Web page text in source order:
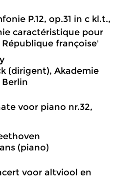
P.12, op.31 in c kl.t.,
caractéristique pour
République françoise'
(dirigent), Akademie
voor piano nr.32,
(piano)
voor altviool en